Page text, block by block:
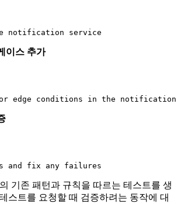
이스 추가
기존 패턴과 규칙을 따르는 테스트를 생
스트를 요청할 때 검증하려는 동작에 대